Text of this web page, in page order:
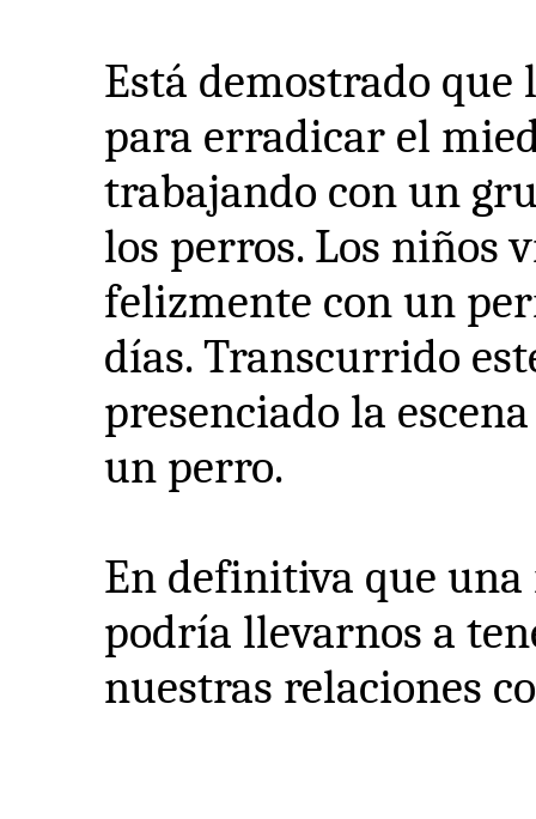
Está demostrado
para erradicar el
trabajando con un
los perros. Los niños
felizmente con un
días. Transcurrido
presenciado la
un perro.
En definitiva que
podría llevarnos a
nuestras relaciones